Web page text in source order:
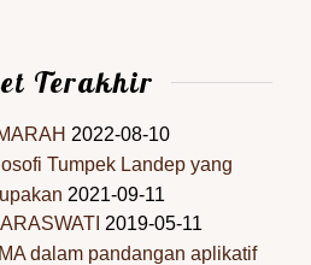
Terakhir
2022-08-10
Tumpek Landep yang
2021-09-11
2019-05-11
dalam pandangan aplikatif